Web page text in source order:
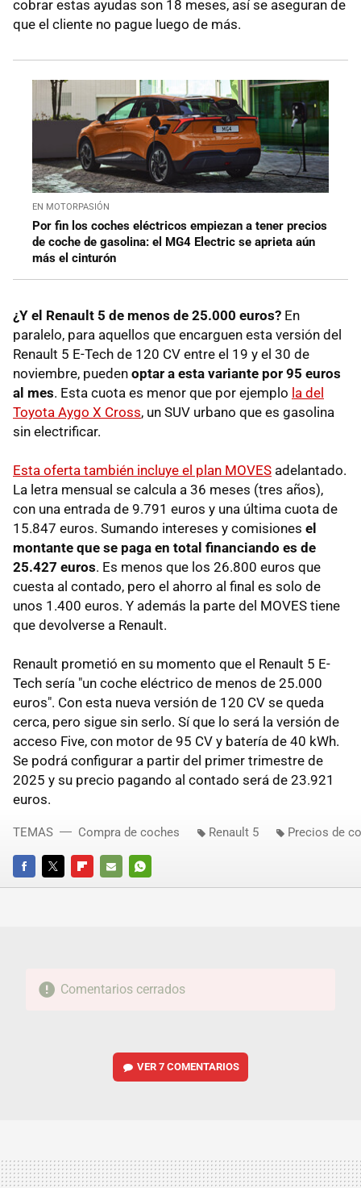
cobrar estas ayudas son 18 meses, así se aseguran de
que el cliente no pague luego de más.
EN MOTORPASIÓN
Por fin los coches eléctricos empiezan a tener precios
de coche de gasolina: el MG4 Electric se aprieta aún
más el cinturón
¿Y el Renault 5 de menos de 25.000 euros? En
paralelo, para aquellos que encarguen esta versión del
Renault 5 E-Tech de 120 CV entre el 19 y el 30 de
noviembre, pueden optar a esta variante por 95 euros
al mes. Esta cuota es menor que por ejemplo la del
Toyota Aygo X Cross, un SUV urbano que es gasolina
sin electrificar.
Esta oferta también incluye el plan MOVES adelantado.
La letra mensual se calcula a 36 meses (tres años),
con una entrada de 9.791 euros y una última cuota de
15.847 euros. Sumando intereses y comisiones el
montante que se paga en total financiando es de
25.427 euros. Es menos que los 26.800 euros que
cuesta al contado, pero el ahorro al final es solo de
unos 1.400 euros. Y además la parte del MOVES tiene
que devolverse a Renault.
Renault prometió en su momento que el Renault 5 E-
Tech sería "un coche eléctrico de menos de 25.000
euros". Con esta nueva versión de 120 CV se queda
cerca, pero sigue sin serlo. Sí que lo será la versión de
acceso Five, con motor de 95 CV y batería de 40 kWh.
Se podrá configurar a partir del primer trimestre de
2025 y su precio pagando al contado será de 23.921
euros.
FACEBOOKTWITTERFLIPBOARD
E-
WHATSAPP
TEMAS Compra de coches Renault 5 Precios de
Comentarios cerrados
VER7 COMENTARIOS